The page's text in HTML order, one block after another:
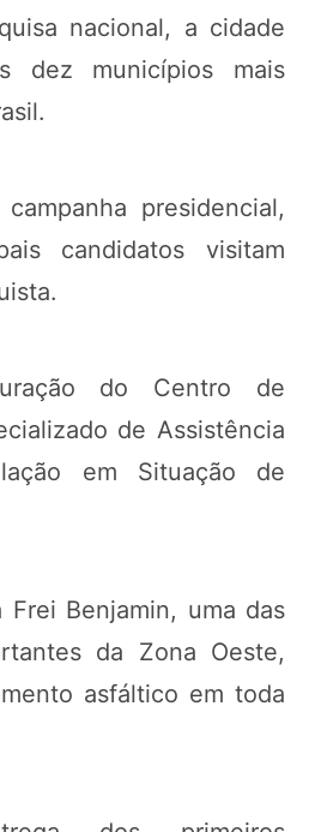
nacional, a cidade
dez municípios mais
presidencial,
candidatos visitam
do Centro de
de Assistência
em Situação de
Benjamin, uma das
da Zona Oeste,
asfáltico em toda